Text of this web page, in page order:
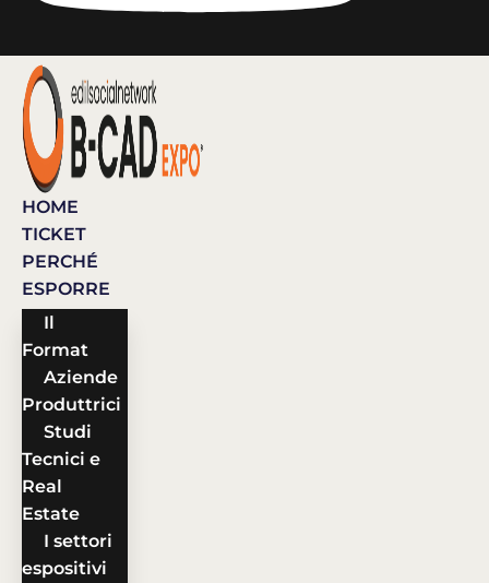
HOME
TICKET
PERCHÉ
ESPORRE
Il
Format
Aziende
Produttrici
Studi
Tecnici e
Real
Estate
I settori
espositivi